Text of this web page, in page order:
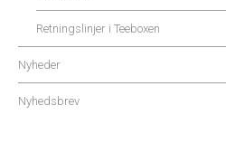
Retningslinjer i Teeboxen
Nyheder
Nyhedsbrev